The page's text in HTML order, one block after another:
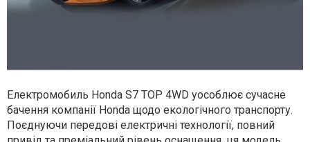
Електромобиль Honda S7 TOP 4WD уособлює сучасне
бачення компанії Honda щодо екологічного транспорту.
Поєднуючи передові електричні технології, повний